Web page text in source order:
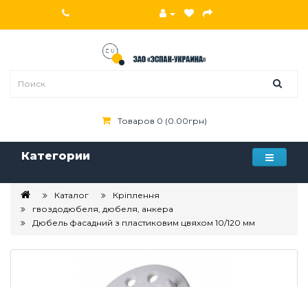
Товаров 0 (0.00грн)
Категории
Каталог
Кріплення
гвоздодюбеля, дюбеля, анкера
Дюбель фасадний з пластиковим цвяхом 10/120 мм